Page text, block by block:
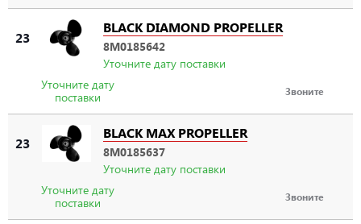
23
BLACK DIAMOND PROPELLER
8M0185642
Уточните дату поставки
Уточните дату
поставки
Звоните
23
BLACK MAX PROPELLER
8M0185637
Уточните дату поставки
Уточните дату
поставки
Звоните